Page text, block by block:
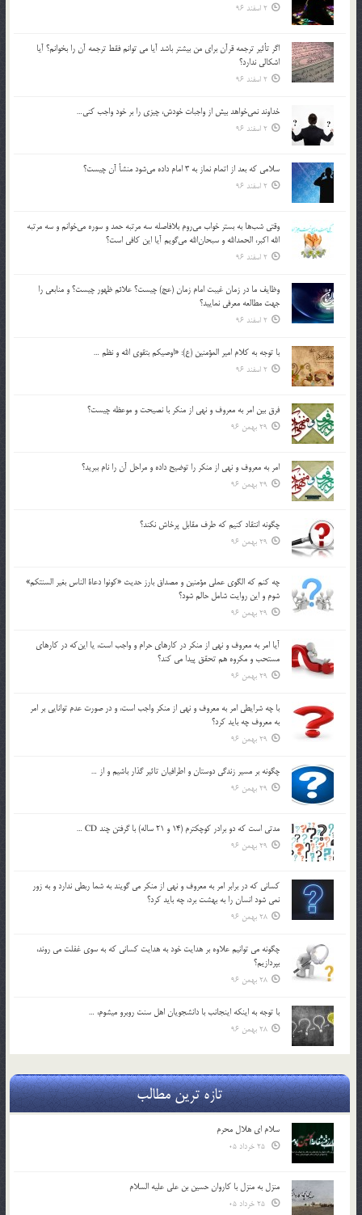
2 اسفند 96
اگر تأثير ترجمه قرآن براي من بيشتر باشد آيا مي توانم فقط ترجمه آن را بخوانم؟ آيا
اشكالي ندارد؟
2 اسفند 96
خداوند نمي‌خواهد بيش از واجبات خودش، چيزي را بر خود واجب كني…
2 اسفند 96
سلامي كه بعد از اتمام نماز به 3 امام داده مي‌شود منشأ آن چيست؟
2 اسفند 96
وقتي شب‌ها به بستر خواب مي‌روم بلافاصله سه مرتبه حمد و سوره مي‌خوانم و سه مرتبه
الله اكبر، الحمدالله و سبحان‌الله مي‌گويم آيا اين كافي است؟
2 اسفند 96
وظايف ما در زمان غيبت امام زمان (عج) چيست؟ علائم ظهور چيست؟ و منابعي را
جهت مطالعه معرفي نماييد؟
2 اسفند 96
با توجه به كلام امير المؤمنين (ع): «اوصيكم بتقوي الله و نظم …
2 اسفند 96
فرق بين امر به معروف و نهي از منكر با نصيحت و موعظه چيست؟
29 بهمن 96
امر به معروف و نهي از منكر را توضيح داده و مراحل آن را نام ببريد؟
29 بهمن 96
چگونه انتقاد كنيم كه طرف مقابل پرخاش نكند؟
29 بهمن 96
چه كنم كه الگوي عملي مؤمنين و مصداق بارز حديث «كونوا دعاة الناس بغير السنتكم»
شوم و اين روايت شامل حالم شود؟
29 بهمن 96
آيا امر به معروف و نهي از منكر در كارهاي حرام و واجب است، يا اين‌كه در كارهاي
مستحب و مكروه هم تحقق پيدا مي كند؟
29 بهمن 96
با چه شرايطي امر به معروف و نهي از منکر واجب است، و در صورت عدم توانايي بر امر
به معروف چه بايد کرد؟
29 بهمن 96
چگونه بر مسير زندگي دوستان و اطرافيان تاثير گذار باشيم و از …
29 بهمن 96
مدتي است كه دو برادر كوچكترم (14 و 21 ساله) با گرفتن چند CD …
29 بهمن 96
كساني كه در برابر امر به معروف و نهي از منكر مي گويند به شما ربطي ندارد و به زور
نمي شود انسان را به بهشت برد، چه بايد كرد؟
28 بهمن 96
چگونه مي توانيم علاوه بر هدايت خود به هدايت كساني كه به سوي غفلت مي روند،
بپردازيم؟
28 بهمن 96
با توجه به اينكه اينجانب با دانشجويان اهل سنت روبرو مي‎شوم، …
28 بهمن 96
تازه ترین مطالب
سلام ای هلال محرم
منزل به منزل با کاروان حسین بن علی علیه السلام